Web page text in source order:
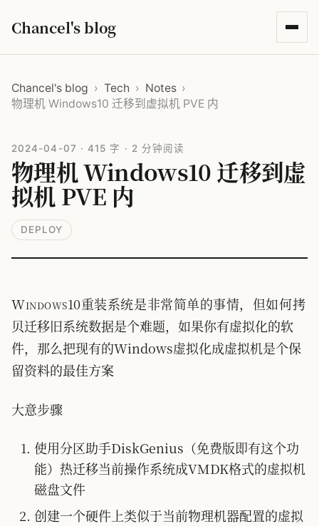
Chancel's blog
Chancel's blog › Tech › Notes ›
物理机 Windows10 迁移到虚拟机 PVE 内
2024-04-07 · 415 字 · 2 分钟阅读
物理机 Windows10 迁移到虚
拟机 PVE 内
DEPLOY
Windows10重装系统是非常简单的事情，但如何拷
贝迁移旧系统数据是个难题，如果你有虚拟化的软
件，那么把现有的Windows虚拟化成虚拟机是个保
留资料的最佳方案
大意步骤
使用分区助手DiskGenius（免费版即有这个功
能）热迁移当前操作系统成VMDK格式的虚拟机
磁盘文件
创建一个硬件上类似于当前物理机器配置的虚拟